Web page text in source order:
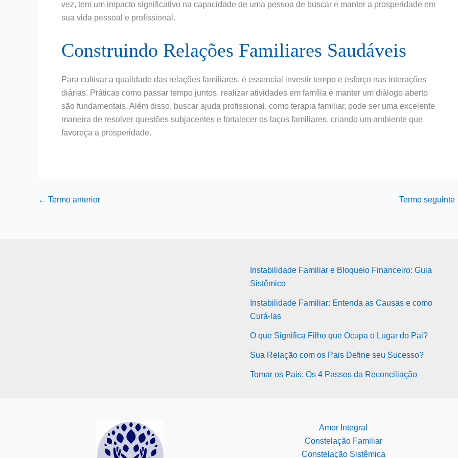
vez, tem um impacto significativo na capacidade de uma pessoa de buscar e manter a prosperidade em
sua vida pessoal e profissional.
Construindo Relações Familiares Saudáveis
Para cultivar a qualidade das relações familiares, é essencial investir tempo e esforço nas interações
diárias. Práticas como passar tempo juntos, realizar atividades em família e manter um diálogo aberto
são fundamentais. Além disso, buscar ajuda profissional, como terapia familiar, pode ser uma excelente
maneira de resolver questões subjacentes e fortalecer os laços familiares, criando um ambiente que
favoreça a prosperidade.
← Termo anterior Termo seguinte
Instabilidade Familiar e Bloqueio Financeiro: Guia
Sistêmico
Instabilidade Familiar: Entenda as Causas e como
Curá-las
O que Significa Filho que Ocupa o Lugar do Pai?
Sua Relação com os Pais Define seu Sucesso?
Tomar os Pais: Os 4 Passos da Reconciliação
Amor Integral
Constelação Familiar
Constelação Sistêmica